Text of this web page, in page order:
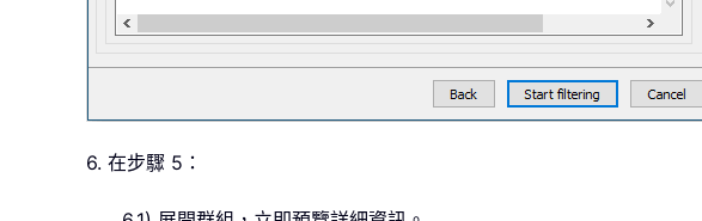
6. 在步驟 5：